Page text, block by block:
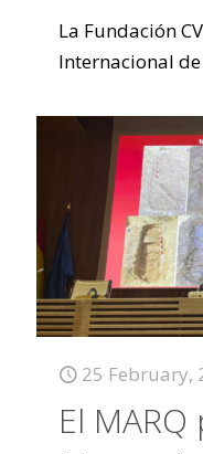
La Fundación
Internacional
25 February,
El